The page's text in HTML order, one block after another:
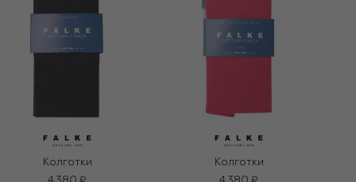
Колготки
Колготки